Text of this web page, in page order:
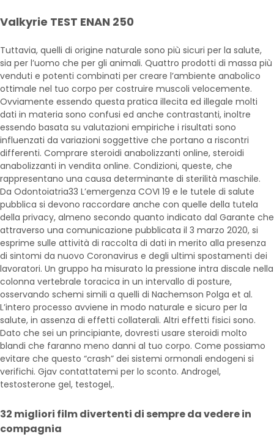
Valkyrie TEST ENAN 250
Tuttavia, quelli di origine naturale sono più sicuri per la salute,
sia per l’uomo che per gli animali. Quattro prodotti di massa più
venduti e potenti combinati per creare l’ambiente anabolico
ottimale nel tuo corpo per costruire muscoli velocemente.
Ovviamente essendo questa pratica illecita ed illegale molti
dati in materia sono confusi ed anche contrastanti, inoltre
essendo basata su valutazioni empiriche i risultati sono
influenzati da variazioni soggettive che portano a riscontri
differenti. Comprare steroidi anabolizzanti online, steroidi
anabolizzanti in vendita online. Condizioni, queste, che
rappresentano una causa determinante di sterilità maschile.
Da Odontoiatria33 L’emergenza COVI 19 e le tutele di salute
pubblica si devono raccordare anche con quelle della tutela
della privacy, almeno secondo quanto indicato dal Garante che
attraverso una comunicazione pubblicata il 3 marzo 2020, si
esprime sulle attività di raccolta di dati in merito alla presenza
di sintomi da nuovo Coronavirus e degli ultimi spostamenti dei
lavoratori. Un gruppo ha misurato la pressione intra discale nella
colonna vertebrale toracica in un intervallo di posture,
osservando schemi simili a quelli di Nachemson Polga et al.
L’intero processo avviene in modo naturale e sicuro per la
salute, in assenza di effetti collaterali. Altri effetti fisici sono.
Dato che sei un principiante, dovresti usare steroidi molto
blandi che faranno meno danni al tuo corpo. Come possiamo
evitare che questo “crash” dei sistemi ormonali endogeni si
verifichi. Gjav contattatemi per lo sconto. Androgel,
testosterone gel, testogel,.
32 migliori film divertenti di sempre da vedere in
compagnia